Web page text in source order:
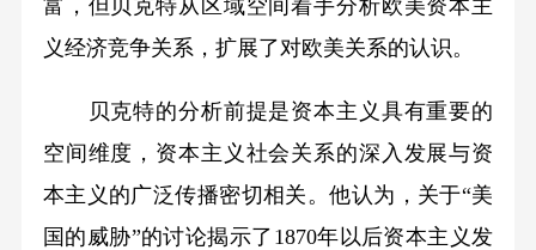
富，但贝克特从区域空间着手分析欧美资本主
义经济竞争关系，扩展了对欧美关系的认识。
贝克特的分析前提是资本主义具有重要的
空间维度，资本主义社会关系的深入发展与资
本主义的广泛传播密切相关。他认为，关于“美
国的威胁”的讨论揭示了1870年以后资本主义发